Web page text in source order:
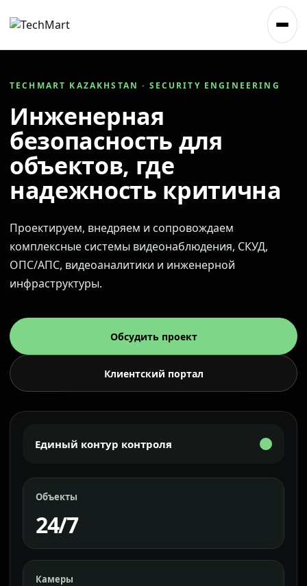
TECHMART KAZAKHSTAN · SECURITY ENGINEERING
Инженерная
безопасность для
объектов, где
надежность критична
Проектируем, внедряем и сопровождаем
комплексные системы видеонаблюдения, СКУД,
ОПС/АПС, видеоаналитики и инженерной
инфраструктуры.
Обсудить проект
Клиентский портал
Единый контур контроля
Объекты
24/7
Камеры